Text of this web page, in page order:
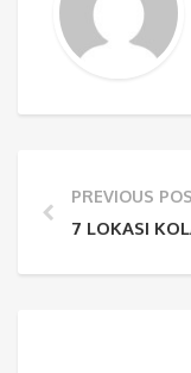
PREVIOUS
7 LOKASI